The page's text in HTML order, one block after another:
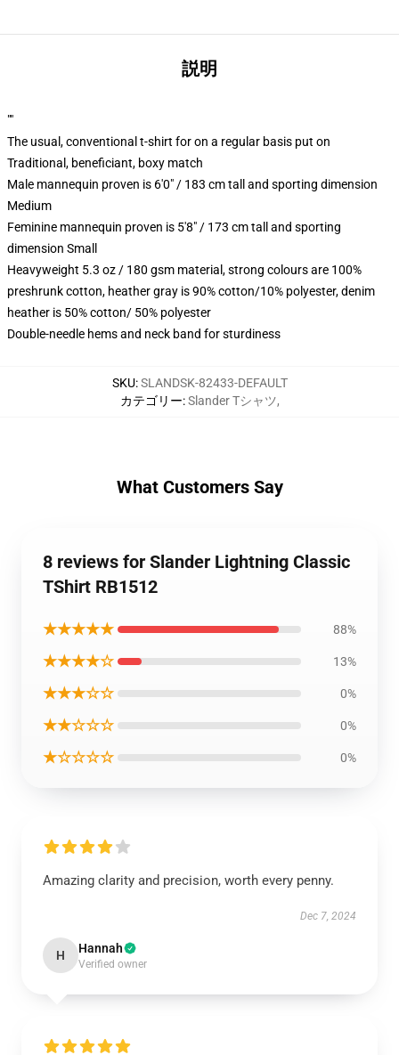
説明
""
The usual, conventional t-shirt for on a regular basis put on
Traditional, beneficiant, boxy match
Male mannequin proven is 6'0" / 183 cm tall and sporting dimension
Medium
Feminine mannequin proven is 5'8" / 173 cm tall and sporting
dimension Small
Heavyweight 5.3 oz / 180 gsm material, strong colours are 100%
preshrunk cotton, heather gray is 90% cotton/10% polyester, denim
heather is 50% cotton/ 50% polyester
Double-needle hems and neck band for sturdiness
SKU:SLANDSK-82433-DEFAULT
カテゴリー:Slander Tシャツ,
What Customers Say
8 reviews for Slander Lightning Classic
TShirt RB1512
★★★★★ 88%
★★★★☆ 13%
★★★☆☆ 0%
★★☆☆☆ 0%
★☆☆☆☆ 0%
Amazing clarity and precision, worth every penny.
Dec 7, 2024
H Hannah
Verified owner